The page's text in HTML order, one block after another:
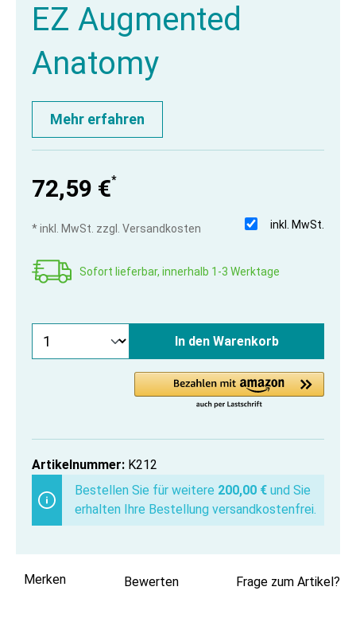
EZ Augmented
Anatomy
Mehr erfahren
72,59 €*
inkl. MwSt.
* inkl. MwSt. zzgl. Versandkosten
Sofort lieferbar, innerhalb 1-3 Werktage
In den Warenkorb
Artikelnummer: K212
Bestellen Sie für weitere 200,00 € und Sie
erhalten Ihre Bestellung versandkostenfrei.
Merken Bewerten Frage zum Artikel?